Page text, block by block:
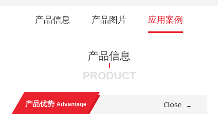
产品信息 产品图片 应用案例
产品信息
PRODUCT
产品优势Advantage Close -